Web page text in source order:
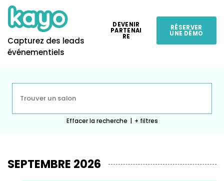
Capturez des leads
événementiels
DEVENIR
PARTENAI
RE
RÉSERVER
UNE DÉMO
Effacer la recherche | + filtres
SEPTEMBRE 2026